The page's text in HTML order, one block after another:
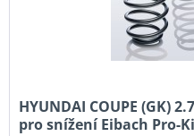
HYUNDAI COUPE (GK)
pro snížení Eibach Pro-